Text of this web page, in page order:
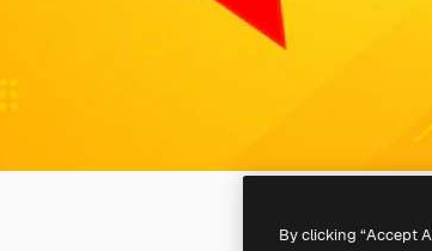
By clicking “Accept